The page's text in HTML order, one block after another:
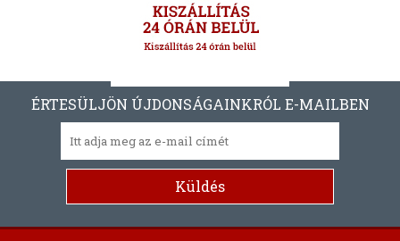
ÉRTESÜLJÖN ÚJDONSÁGAINKRÓL E-MAILBEN